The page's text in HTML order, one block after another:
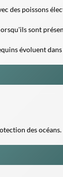
sont
évoluent dans
des océans.